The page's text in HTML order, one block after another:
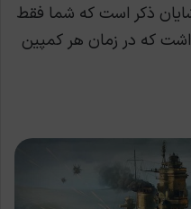
شایان ذکر است که شما فقط
که در زمان هر کمپین